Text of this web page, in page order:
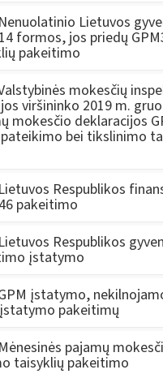
Lietuvos
formos, jos priedų
pakeitimo
mokesčių
viršininko 2019 m.
mokesčio deklaracijos
bei tikslinimo
Respublikos
pakeitimo
Respublikos
įstatymo
įstatymo,
pakeitimų
pajamų
taisyklių pakeitimo